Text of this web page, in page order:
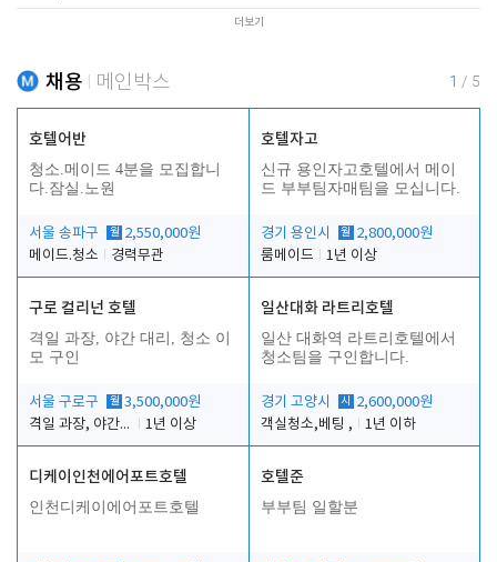
더보기
채용 메인박스 1 / 5
호텔어반
청소.메이드 4분을 모집합니
다.잠실.노원
서울 송파구 월 2,550,000원
메이드.청소
경력무관
호텔자고
신규 용인자고호텔에서 메이
드 부부팀자매팀을 모십니다.
경기 용인시 월 2,800,000원
룸메이드
1년 이상
구로 컬리넌 호텔
격일 과장, 야간 대리, 청소 이
모 구인
서울 구로구 월 3,500,000원
격일 과장, 야간 대리, 청소 이모
1년 이상
일산대화 라트리호텔
일산 대화역 라트리호텔에서
청소팀을 구인합니다.
경기 고양시 시
2,600,000원
객실청소,베팅 ,
1년 이하
디케이인천에어포트호텔
인천디케이에어포트호텔
호텔준
부부팀 일할분